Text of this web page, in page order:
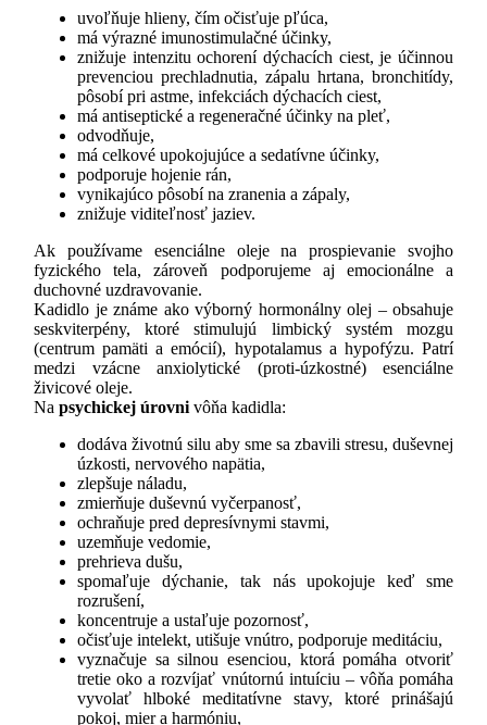
uvoľňuje hlieny, čím očisťuje pľúca,
má výrazné imunostimulačné účinky,
znižuje intenzitu ochorení dýchacích ciest, je účinnou
prevenciou prechladnutia, zápalu hrtana, bronchitídy,
pôsobí pri astme, infekciách dýchacích ciest,
má antiseptické a regeneračné účinky na pleť,
odvodňuje,
má celkové upokojujúce a sedatívne účinky,
podporuje hojenie rán,
vynikajúco pôsobí na zranenia a zápaly,
znižuje viditeľnosť jaziev.
Ak používame esenciálne oleje na prospievanie svojho
fyzického tela, zároveň podporujeme aj emocionálne a
duchovné uzdravovanie.
Kadidlo je známe ako výborný hormonálny olej – obsahuje
seskviterpény, ktoré stimulujú limbický systém mozgu
(centrum pamäti a emócií), hypotalamus a hypofýzu. Patrí
medzi vzácne anxiolytické (proti-úzkostné) esenciálne
živicové oleje.
Na psychickej úrovni vôňa kadidla:
dodáva životnú silu aby sme sa zbavili stresu, duševnej
úzkosti, nervového napätia,
zlepšuje náladu,
zmierňuje duševnú vyčerpanosť,
ochraňuje pred depresívnymi stavmi,
uzemňuje vedomie,
prehrieva dušu,
spomaľuje dýchanie, tak nás upokojuje keď sme
rozrušení,
koncentruje a ustaľuje pozornosť,
očisťuje intelekt, utišuje vnútro, podporuje meditáciu,
vyznačuje sa silnou esenciou, ktorá pomáha otvoriť
tretie oko a rozvíjať vnútornú intuíciu – vôňa pomáha
vyvolať hlboké meditatívne stavy, ktoré prinášajú
pokoj, mier a harmóniu,